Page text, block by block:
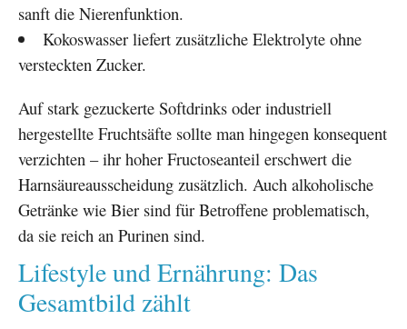
sanft die Nierenfunktion.
Kokoswasser liefert zusätzliche Elektrolyte ohne
versteckten Zucker.
Auf stark gezuckerte Softdrinks oder industriell
hergestellte Fruchtsäfte sollte man hingegen konsequent
verzichten – ihr hoher Fructoseanteil erschwert die
Harnsäureausscheidung zusätzlich. Auch alkoholische
Getränke wie Bier sind für Betroffene problematisch,
da sie reich an Purinen sind.
Lifestyle und Ernährung: Das
Gesamtbild zählt